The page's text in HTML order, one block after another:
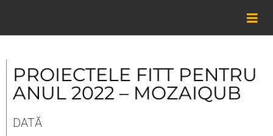
content
PROIECTELE FITT PENTRU
ANUL 2022 – MOZAIQUB
DATĂ